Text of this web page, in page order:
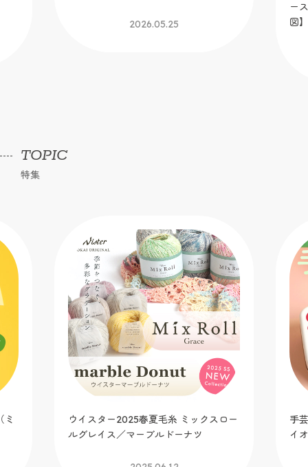
2026.05.25
ー
図】
TOPIC
特集
ミ
ウイスター2025春夏毛糸 ミックスロー
ルグレイス／マーブルドーナツ
手
イ